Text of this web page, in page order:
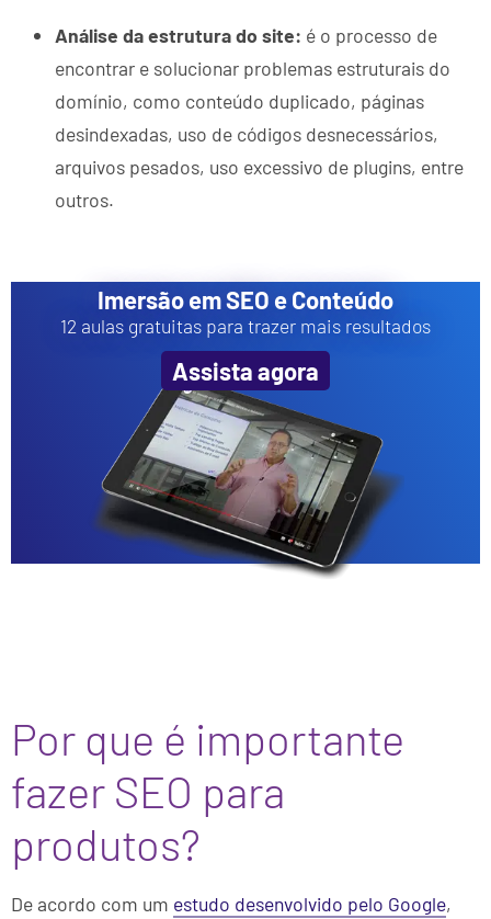
Análise da estrutura do site: é o processo de
encontrar e solucionar problemas estruturais do
domínio, como conteúdo duplicado, páginas
desindexadas, uso de códigos desnecessários,
arquivos pesados, uso excessivo de plugins, entre
outros.
Imersão em SEO e Conteúdo
12 aulas gratuitas para trazer mais resultados
Assista agora
Por que é importante
fazer SEO para
produtos?
De acordo com um estudo desenvolvido pelo Google,